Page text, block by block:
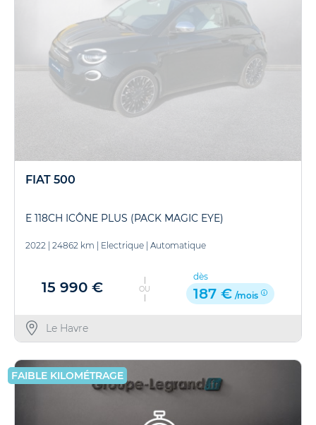
FIAT 500
E 118CH ICÔNE PLUS (PACK MAGIC EYE)
2022 24862 km Electrique Automatique
15 990 € OU
dès
187 € /mois
Le Havre
FAIBLE KILOMÉTRAGE